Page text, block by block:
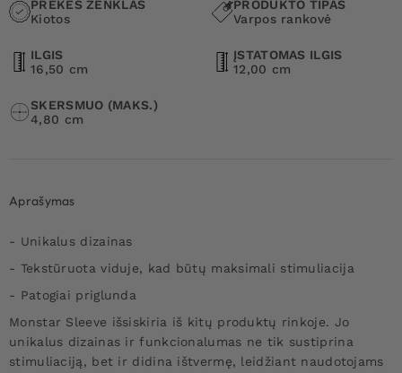
PREKĖS ŽENKLAS
Kiotos
PRODUKTO TIPAS
Varpos rankovė
ILGIS
16,50 cm
ĮSTATOMAS ILGIS
12,00 cm
SKERSMUO (MAKS.)
4,80 cm
Aprašymas
- Unikalus dizainas
- Tekstūruota viduje, kad būtų maksimali stimuliacija
- Patogiai priglunda
Monstar Sleeve išsiskiria iš kitų produktų rinkoje. Jo
unikalus dizainas ir funkcionalumas ne tik sustiprina
stimuliaciją, bet ir didina ištvermę, leidžiant naudotojams